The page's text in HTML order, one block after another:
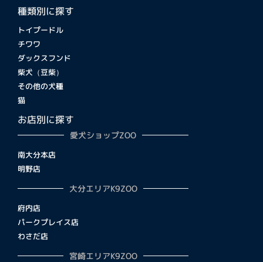
種類別に探す
トイプードル
チワワ
ダックスフンド
柴犬（豆柴）
その他の犬種
猫
お店別に探す
愛犬ショップZOO
南大分本店
明野店
大分エリアK9ZOO
府内店
パークプレイス店
わさだ店
宮崎エリアK9ZOO